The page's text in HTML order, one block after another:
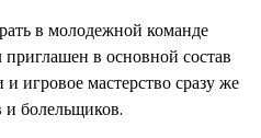
в молодежной команде
в основной состав
игровое мастерство сразу же
болельщиков.